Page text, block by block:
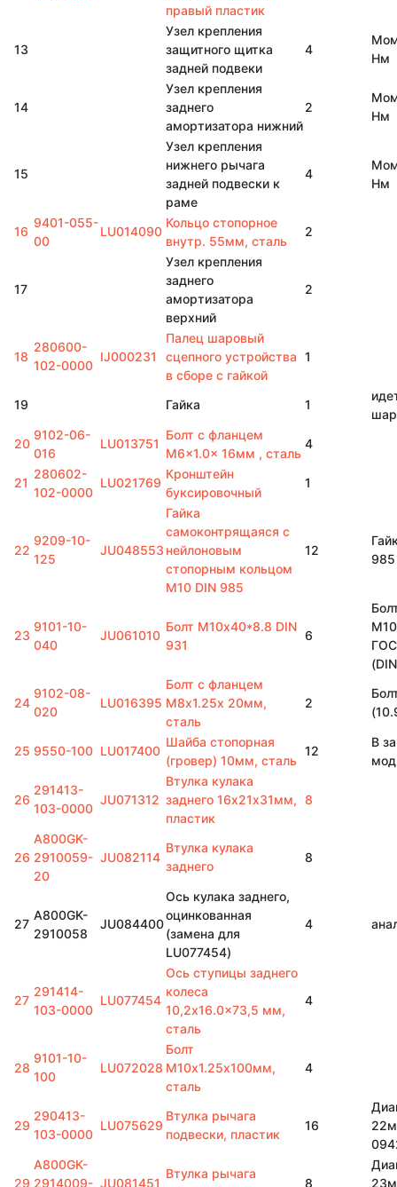
правый пластик
13
Узел крепления
защитного щитка
задней подвеки
4
Нм
14
Узел крепления
заднего
амортизатора нижний
2
Нм
15
Узел крепления
нижнего рычага
задней подвески к
раме
4
Нм
16
9401-055-
00
LU014090
Кольцо стопорное
внутр. 55мм, сталь
2
17
Узел крепления
заднего
амортизатора
верхний
2
18
280600-
102-0000
IJ000231
Палец шаровый
сцепного устройства
в сборе с гайкой
1
19 Гайка 1
20
9102-06-
016
LU013751
Болт с фланцем
M6x1.0x 16мм , сталь
4
21
280602-
102-0000
LU021769
Кронштейн
буксировочный
1
22
9209-10-
125
JU048553
Гайка
самоконтрящаяся с
нейлоновым
стопорным кольцом
М10 DIN 985
12
23
9101-10-
040
JU061010
Болт М10х40*8.8 DIN
931
6
24
9102-08-
020
LU016395
Болт с фланцем
М8х1.25х 20мм,
сталь
2
25 9550-100 LU017400
Шайба стопорная
(гровер) 10мм, сталь
12
В
26
291413-
103-0000
JU071312
Втулка кулака
заднего 16х21х31мм,
пластик
8
26
A800GK-
2910059-
20
JU082114
Втулка кулака
заднего
8
27
A800GK-
2910058
JU084400
Ось кулака заднего,
оцинкованная
(замена для
LU077454)
4
27
291414-
103-0000
LU077454
Ось ступицы заднего
колеса
10,2x16.0x73,5 мм,
сталь
4
28
9101-10-
100
LU072028
Болт
M10х1.25х100мм,
сталь
4
29
290413-
103-0000
LU075629
Втулка рычага
подвески, пластик
16
29
A800GK-
2914009- JU081451
Втулка рычага
8